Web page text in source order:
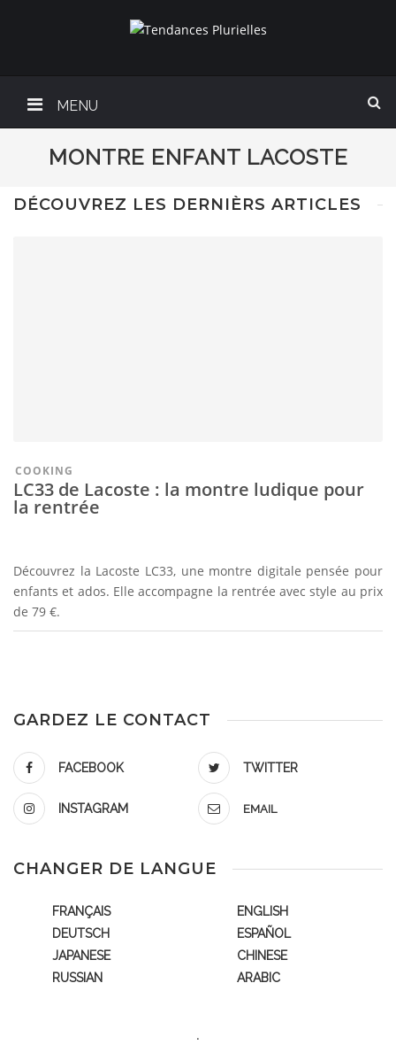
MENU
MONTRE ENFANT LACOSTE
DÉCOUVREZ LES DERNIÈRS ARTICLES
COOKING
LC33 de Lacoste : la montre ludique pour
la rentrée
Découvrez la Lacoste LC33, une montre digitale pensée pour
enfants et ados. Elle accompagne la rentrée avec style au prix
de 79 €.
GARDEZ LE CONTACT
FACEBOOK TWITTER
INSTAGRAM EMAIL
CHANGER DE LANGUE
FRANÇAIS
ENGLISH
DEUTSCH
ESPAÑOL
JAPANESE
CHINESE
RUSSIAN
ARABIC
.